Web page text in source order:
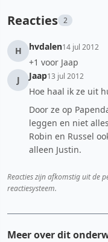
Reacties 2
H hvdalen14 jul 2012
+1 voor Jaap
J
Jaap13 jul 2012
Hoe haal ik ze uit
Door ze op
leggen en niet
Robin en Russel
alleen Justin.
Reacties zijn afkomstig uit de
reactiesysteem.
Meer over dit